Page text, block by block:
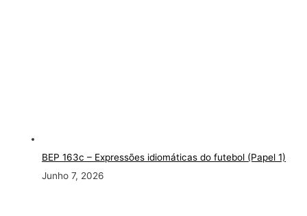
BEP 163c – Expressões idiomáticas do futebol (Papel 1)
Junho 7, 2026